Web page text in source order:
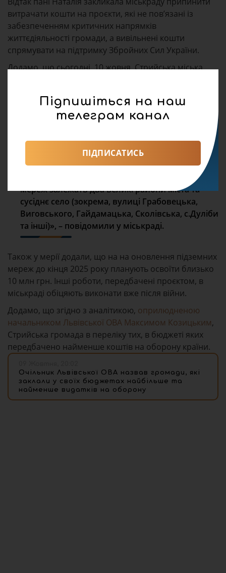
витрачати кошти на проєкти, які не пов’язані із
забезпеченням критичних напрямків
життєдіяльності громади, а вивільнені кошти
спрямувати на підтримку Збройних Сил України.
Додамо, що сьогодні, 10 жовня, Стрийська міська
зазначили, що в планах міськради лише ремонт
«Станом на зараз два каналізаційні колектори,
що під землею на території парку знаходяться в
катастрофічному стані, водопровідні труби
діряві і потребують негайної заміни. Від цих
мереж залежать два великі райони міста та
сусіднє село (зокрема, вулиці Грабовецька,
Виговського, Гайдамацька, Сколівська, с.Дуліби
та інші)», – повідомили у міськраді.
Також у мерії додали, що на на оновлення підземних
мереж до кінця 2025 року планують освоїти близько
10 млн грн. Інші роботи, передбачені проєктом, в
міськраді обіцяють виконати вже після війни.
Додамо, що згідно з аналітикою, оприлюдненою
начальником Львівської ОВА Максимом Козицьким,
Стрийська громада в переліку тих, в бюджеті яких
передбачено найменше коштів на оборону країни.
Очільник Львівської ОВА назвав громади, які
заклали у своїх бюджетах найбільше та
найменше видатків на оборону
Підпишіться на наш
телеграм канал
ПІДПИСАТИСЬ